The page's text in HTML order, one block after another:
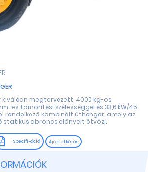
kiválóan megtervezett, 4000 kg-os
es tömörítési szélességgel és 33,6 kW/45
rendelkező kombinált úthenger, amely az
statikus abroncs előnyeit ötvözi.
Specifikáció Ajánlatkérés